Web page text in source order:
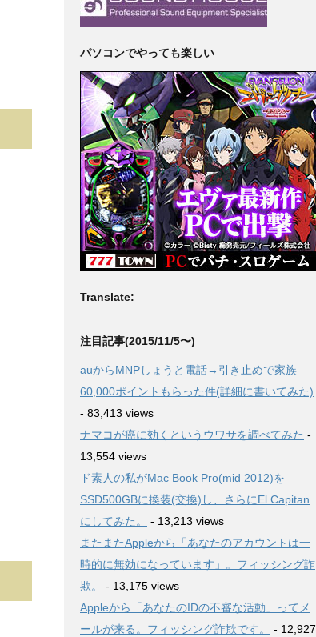
パソコンでやっても楽しい
Translate:
注目記事(2015/11/5〜)
auからMNPしょうと電話→引き止めで家族
60,000ポイントもらった件(詳細に書いてみた)
- 83,413 views
ナマコが癌に効くというウワサを調べてみた -
13,554 views
ド素人の私がMac Book Pro(mid 2012)を
SSD500GBに換装(交換)し、さらにEl Capitan
にしてみた。
- 13,213 views
またまたAppleから「あなたのアカウントは一
時的に無効になっています」。フィッシング詐
欺。
- 13,175 views
Appleから「あなたのIDの不審な活動」ってメ
ールが来る。フィッシング詐欺です。
- 12,927